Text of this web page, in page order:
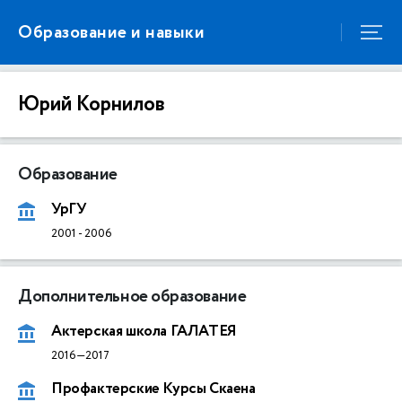
Образование и навыки
Юрий Корнилов
Образование
УрГУ
2001 -2006
Дополнительное образование
Актерская школа ГАЛАТЕЯ
2016—2017
Профактерские Курсы Скаена